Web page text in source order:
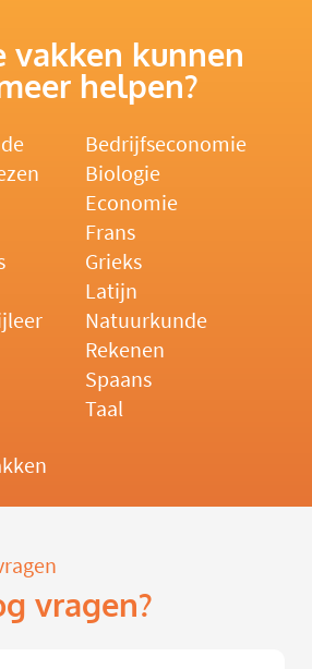
vakken kunnen
helpen?
Bedrijfseconomie
Biologie
Economie
Frans
Grieks
Latijn
Natuurkunde
Rekenen
Spaans
Taal
vragen?